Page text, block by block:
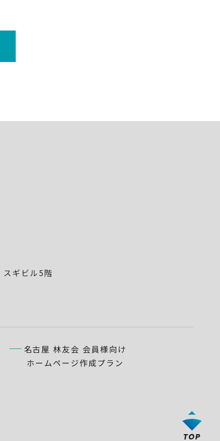
スギビル5階
名古屋 林友会 会員様向け
ホームページ作成プラン